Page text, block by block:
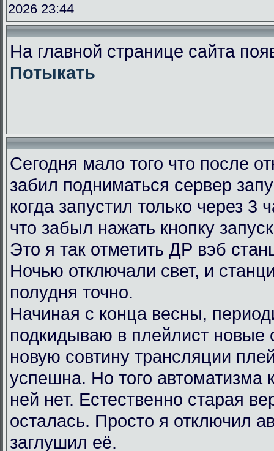
2026 23:44
На главной странице сайта
Потыкать
Сегодня мало того что после
забил подниматься сервер
когда запустил только через 3
что забыл нажать кнопку
Это я так отметить ДР вэб
Ночью отключали свет, и
полудня точно.
Начиная с конца весны,
подкидываю в плейлист новые
новую совтину трансляции
успешна. Но того автоматизма
ней нет. Естественно старая
осталась. Просто я отключил
заглушил её.